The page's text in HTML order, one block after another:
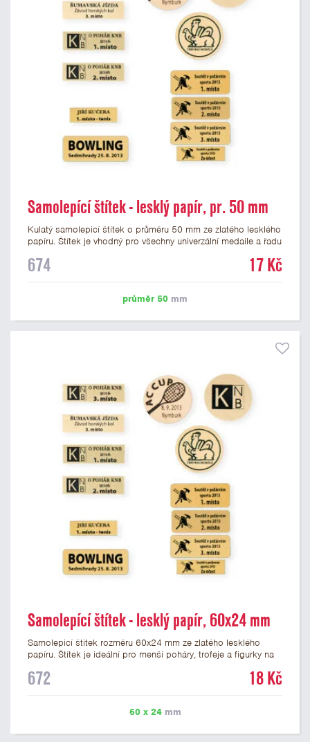
Samolepící štítek - lesklý papír, pr. 50 mm
Kulatý samolepicí štítek o průměru 50 mm ze zlatého lesklého
papíru. Štítek je vhodný pro všechny univerzální medaile a řadu
mm. Na štítek je možné vytisknout logo nebo text dle vašeho
674 17 Kč
průměr 50 mm
Samolepící štítek - lesklý papír, 60x24 mm
Samolepicí štítek rozměru 60x24 mm ze zlatého lesklého
papíru. Štítek je ideální pro menší poháry, trofeje a figurky na
libovolné logo nebo text. Potisk štítku je zahrnut v ceně. U
výrobu štítku je možné přiložit v prvním kroku objednávky.
672 18 Kč
60 x 24mm